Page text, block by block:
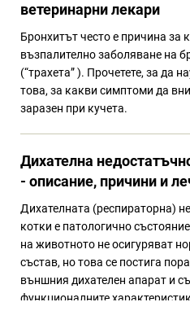
ветеринарни лекари
Бронхитът често е причина за
възпалително заболяване на
(“трахета” ). Прочетете, за да
това, за какви симптоми да
заразен при кучета.
Дихателна
- описание, причини и
Дихателната (респираторна)
котки е патологично
на животното не осигуряват
състав, но това се постига
външния дихателен апарат и
функционалните